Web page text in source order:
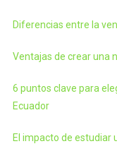
Diferencias entre la
Ventajas de crear una
6 puntos clave para
Ecuador
El impacto de estudiar